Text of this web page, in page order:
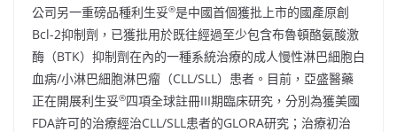
公司另一重磅品種利生妥®是中國首個獲批上市的國產原創
Bcl-2抑制劑，已獲批用於既往經過至少包含布魯頓酪氨酸激
酶（BTK）抑制劑在內的一種系統治療的成人慢性淋巴細胞白
血病/小淋巴細胞淋巴瘤（CLL/SLL）患者。目前，亞盛醫藥
正在開展利生妥®四項全球註冊III期臨床研究，分別為獲美國
FDA許可的治療經治CLL/SLL患者的GLORA研究；治療初治